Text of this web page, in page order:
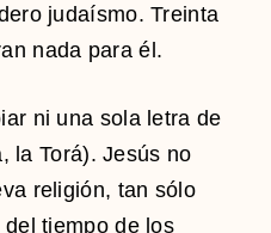
judaísmo. Treinta
nada para él.
ni una sola letra de
la Torá). Jesús no
religión, tan sólo
tiempo de los